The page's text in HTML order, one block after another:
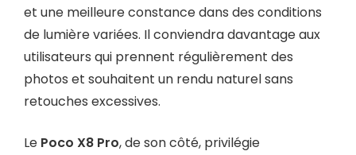
et une meilleure constance dans des conditions
de lumière variées. Il conviendra davantage aux
utilisateurs qui prennent régulièrement des
photos et souhaitent un rendu naturel sans
retouches excessives.
Le Poco X8 Pro, de son côté, privilégie